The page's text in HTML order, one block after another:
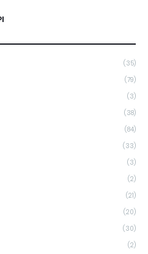
(35)
(79)
(3)
(38)
(84)
(33)
(3)
(2)
(21)
(20)
(30)
(2)